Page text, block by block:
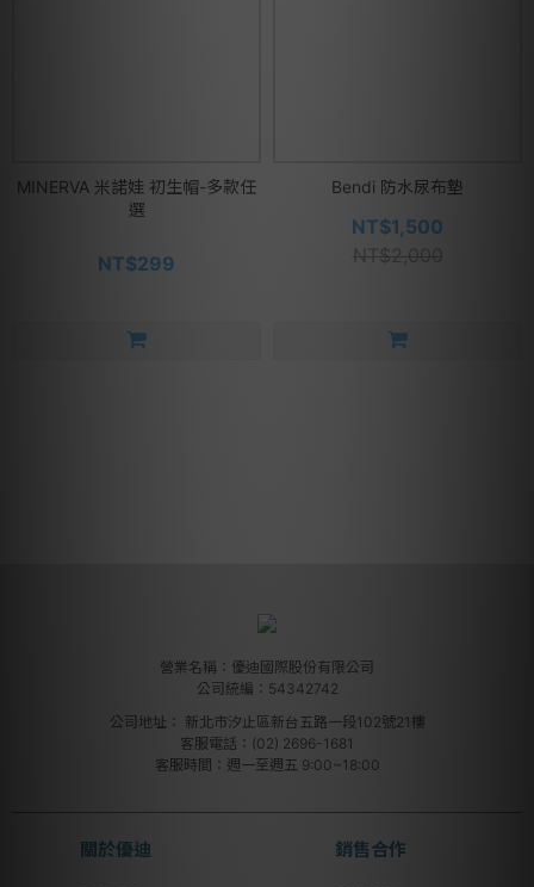
MINERVA 米諾娃 初生帽-多款任
選
NT$299
Bendi 防水尿布墊
NT$1,500
NT$2,000
營業名稱：優迪國際股份有限公司
公司統編：54342742
公司地址： 新北市汐止區新台五路一段102號21樓
客服電話：(02) 2696-1681
客服時間：週一至週五 9:00~18:00
關於優迪 銷售合作